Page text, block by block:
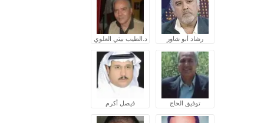
رشاد أبو شاور د.الطيب بيتي العلوي
توفيق الحاج فيصل أكرم